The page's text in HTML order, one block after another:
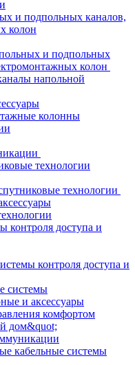
и подпольных каналов,
колон
и подпольных
колон
напольной
колонны
технологии
технологии
контроля доступа и
контроля доступа и
системы
и аксессуары
комфортом
дом&quot;
кабельные системы